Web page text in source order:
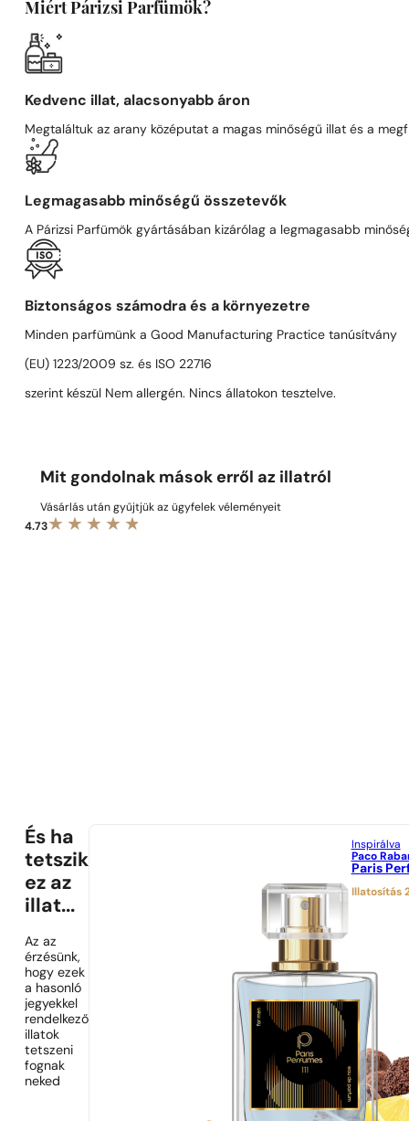
Miért Párizsi Parfümök?
Kedvenc illat, alacsonyabb áron
Megtaláltuk az arany középutat a magas minőségű illat és a
Legmagasabb minőségű összetevők
A Párizsi Parfümök gyártásában kizárólag a legmagasabb
Biztonságos számodra és a környezetre
Minden parfümünk a Good Manufacturing Practice tanúsítvány
(EU) 1223/2009 sz. és ISO 22716
szerint készül Nem allergén. Nincs állatokon tesztelve.
Mit gondolnak mások erről az illatról
Vásárlás után gyűjtjük az ügyfelek véleményeit
4.73
És ha
tetszik
ez az
illat...
Az az
érzésünk,
hogy ezek
a hasonló
jegyekkel
rendelkező
illatok
tetszeni
fognak
neked
Inspirálva
Paco
Paris
Illatosítás